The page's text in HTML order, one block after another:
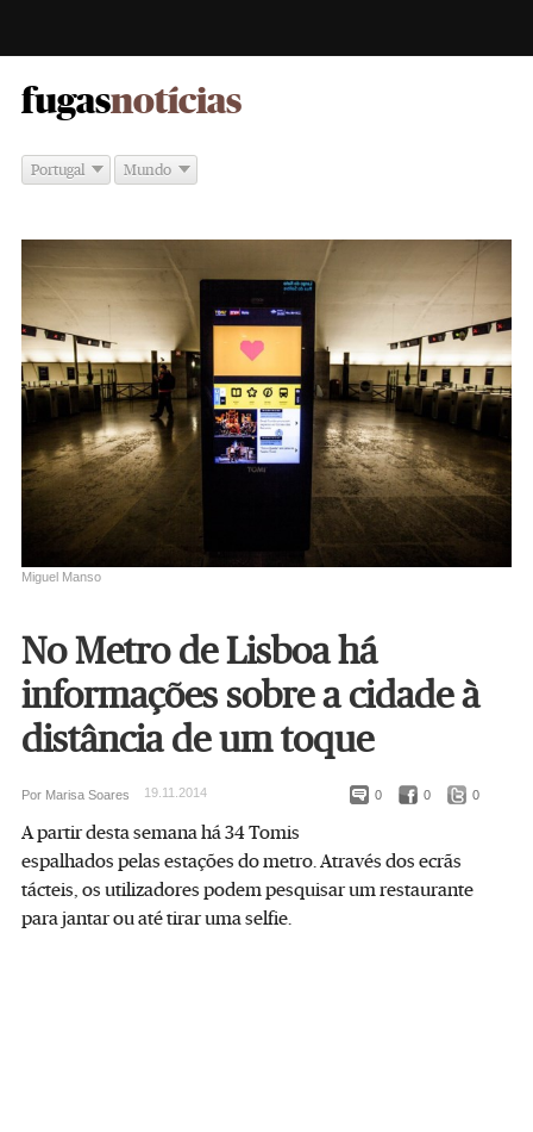
fugas -
notícias
Portugal Mundo
Miguel Manso
No Metro de Lisboa há
informações sobre a cidade à
distância de um toque
0 0 0
Por Marisa Soares 19.11.2014
A partir desta semana há 34 Tomis
espalhados pelas estações do metro. Através dos ecrãs
tácteis, os utilizadores podem pesquisar um restaurante
para jantar ou até tirar uma selfie.